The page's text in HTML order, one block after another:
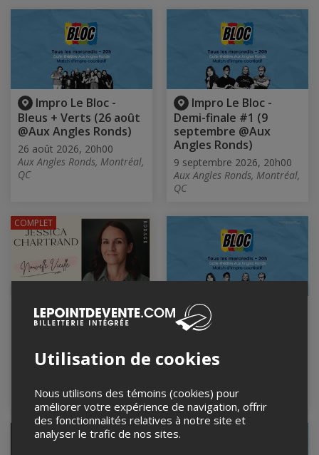
Impro Le Bloc -
Bleus + Verts (26 août
@Aux Angles Ronds)
26 août 2026, 20h00
Aux Angles Ronds, Montréal,
QC
Impro Le Bloc -
Demi-finale #1 (9
septembre @Aux
Angles Ronds)
9 septembre 2026, 20h00
Aux Angles Ronds, Montréal,
QC
Nouvelle vieille
10 septembre 2026, 20h00
Terrebonne, QC
COMPLET
Impro Le Bloc -
Demi-finale #2 (16
Angles Ronds)
16 septembre 2026, 20h00
QC
Utilisation de cookies
Nous utilisons des témoins (cookies) pour
améliorer votre expérience de navigation, offrir
des fonctionnalités relatives à notre site et
analyser le trafic de nos sites.